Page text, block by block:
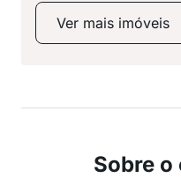
Ver mais imóveis
Sobre